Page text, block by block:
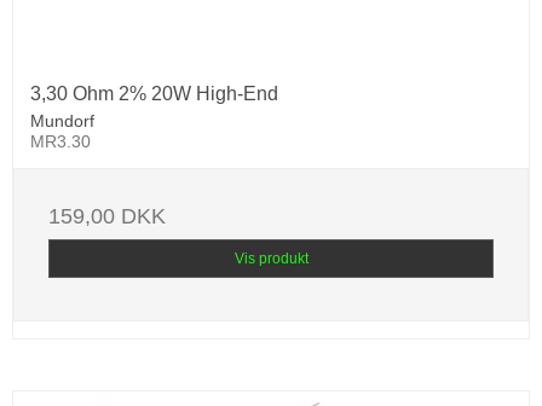
3,30 Ohm 2% 20W High-End
Mundorf
MR3.30
159,00 DKK
Vis produkt